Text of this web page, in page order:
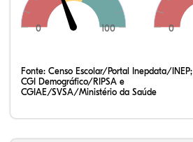
0 100 0
Fonte: Censo Escolar/Portal Inepdata/INEP;
CGI Demográfico/RIPSA e
CGIAE/SVSA/Ministério da Saúde